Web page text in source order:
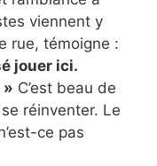
viennent y
rue, témoigne :
jouer ici.
» C’est beau de
réinventer. Le
ce pas